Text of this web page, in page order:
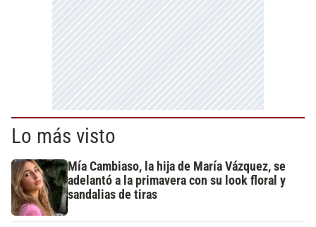
Lo más visto
Mía Cambiaso, la hija de María Vázquez, se
adelantó a la primavera con su look floral y
sandalias de tiras